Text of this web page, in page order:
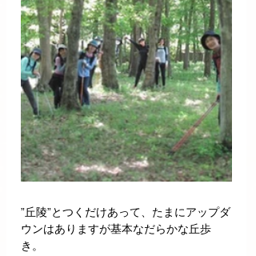
”丘陵”とつくだけあって、たまにアップダ
ウンはありますが基本なだらかな丘歩
き。